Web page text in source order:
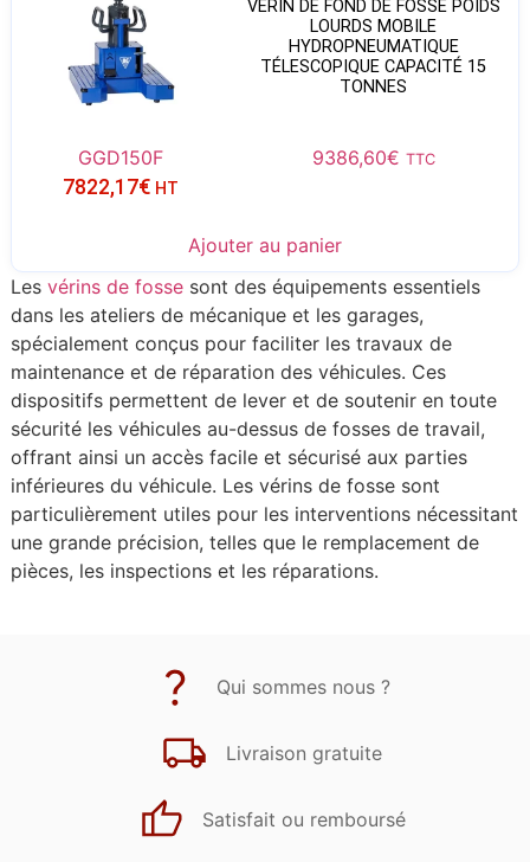
VÉRIN DE FOND DE FOSSE POIDS
LOURDS MOBILE
HYDROPNEUMATIQUE
TÉLESCOPIQUE CAPACITÉ 15
TONNES
GGD150F 9386,60€ TTC
7822,17€ HT
Ajouter au panier
Les vérins de fossesont des équipements essentiels
dans les ateliers de mécanique et les garages,
spécialement conçus pour faciliter les travaux de
maintenance et de réparation des véhicules. Ces
dispositifs permettent de lever et de soutenir en toute
sécurité les véhicules au-dessus de fosses de travail,
offrant ainsi un accès facile et sécurisé aux parties
inférieures du véhicule. Les vérins de fosse sont
particulièrement utiles pour les interventions nécessitant
une grande précision, telles que le remplacement de
pièces, les inspections et les réparations.
Qui sommes nous ?
Livraison gratuite
Satisfait ou remboursé